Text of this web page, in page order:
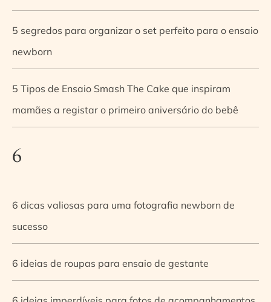
5 segredos para organizar o set perfeito para o ensaio
newborn
5 Tipos de Ensaio Smash The Cake que inspiram
mamães a registar o primeiro aniversário do bebê
6
6 dicas valiosas para uma fotografia newborn de
sucesso
6 ideias de roupas para ensaio de gestante